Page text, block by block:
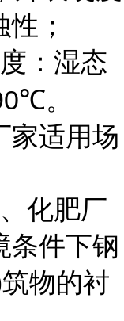
；
：湿态
℃。
家适用场
化肥厂
条件下钢
筑物的衬